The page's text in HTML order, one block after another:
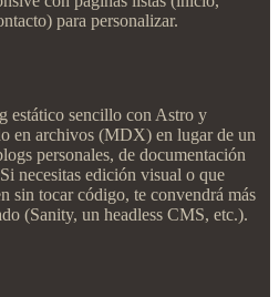
para personalizar.
estático sencillo con Astro y
en archivos (MDX) en lugar de un
personales, de documentación
necesitas edición visual o que
sin tocar código, te convendrá más
(Sanity, un headless CMS, etc.).